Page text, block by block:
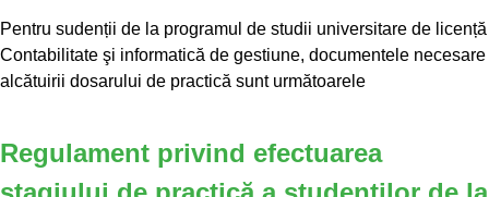
Pentru sudenții de la programul de studii universitare de licență
Contabilitate şi informatică de gestiune, documentele necesare
alcătuirii dosarului de practică sunt următoarele
Regulament privind efectuarea